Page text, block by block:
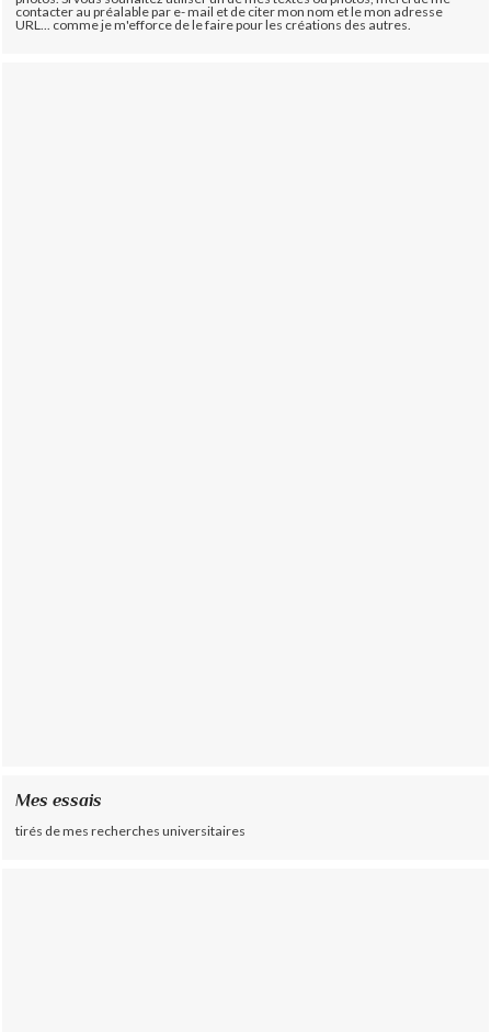
contacter au préalable par e- mail et de citer mon nom et le mon adresse
URL... comme je m'efforce de le faire pour les créations des autres.
Mes essais
tirés de mes recherches universitaires